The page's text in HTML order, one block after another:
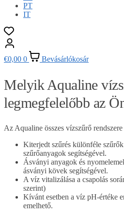
PT
IT
€0,00 0 Bevásárlókosár
Melyik Aqualine
legmegfelelőbb az
Az Aqualine összes vízszűrő
Kiterjedt szűrés különféle
szűrőanyagok segítségével.
Ásványi anyagok és
ásványi kövek segítségével.
A víz vitalizálása a csapolás
szerint)
Kívánt esetben a víz pH-értéke
emelhető.